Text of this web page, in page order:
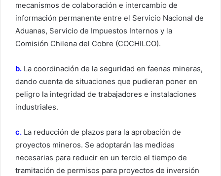
mecanismos de colaboración e intercambio de
información permanente entre el Servicio Nacional de
Aduanas, Servicio de Impuestos Internos y la
Comisión Chilena del Cobre (COCHILCO).
b. La coordinación de la seguridad en faenas mineras,
dando cuenta de situaciones que pudieran poner en
peligro la integridad de trabajadores e instalaciones
industriales.
c. La reducción de plazos para la aprobación de
proyectos mineros. Se adoptarán las medidas
necesarias para reducir en un tercio el tiempo de
tramitación de permisos para proyectos de inversión